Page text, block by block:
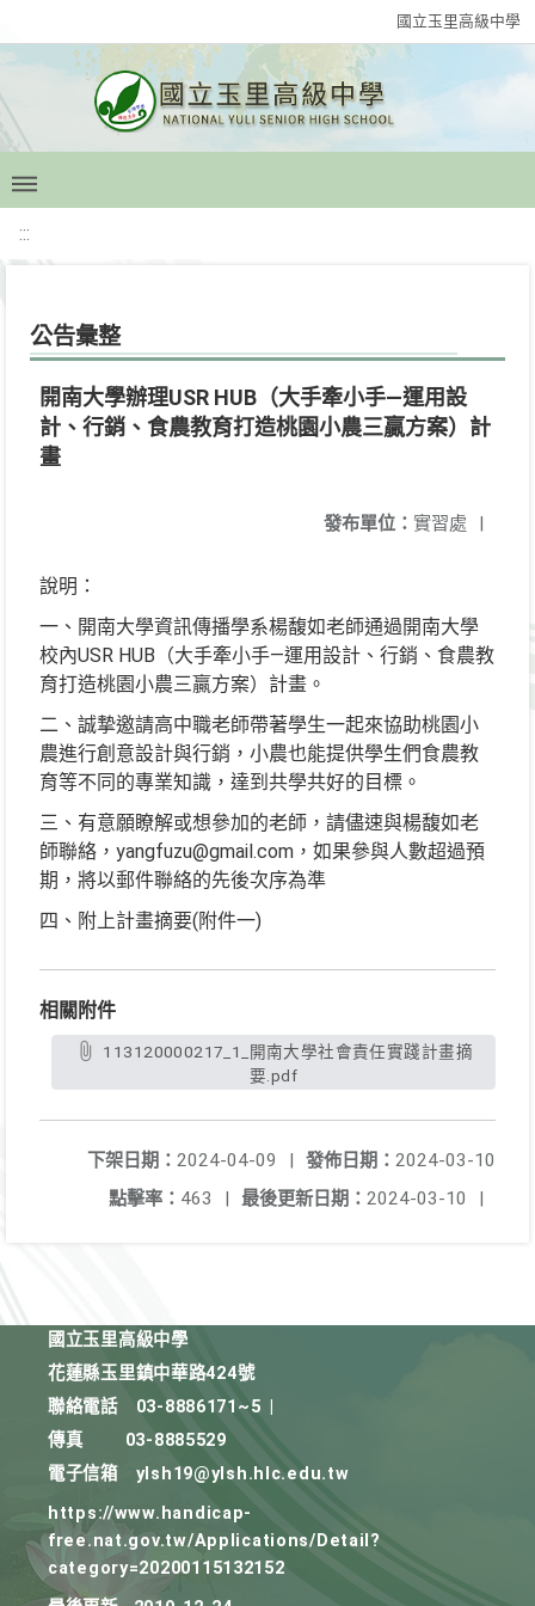
國立玉里高級中學
:::
公告彙整
開南大學辦理USR HUB（大手牽小手—運用設
計、行銷、食農教育打造桃園小農三贏方案）計
畫
發布單位： 實習處 |
說明：
一、開南大學資訊傳播學系楊馥如老師通過開南大學
校內USR HUB（大手牽小手—運用設計、行銷、食農教
育打造桃園小農三贏方案）計畫。
二、誠摯邀請高中職老師帶著學生一起來協助桃園小
農進行創意設計與行銷，小農也能提供學生們食農教
育等不同的專業知識，達到共學共好的目標。
三、有意願瞭解或想參加的老師，請儘速與楊馥如老
師聯絡，yangfuzu@gmail.com，如果參與人數超過預
期，將以郵件聯絡的先後次序為準
四、附上計畫摘要(附件一)
相關附件
要.pdf
發佈日期： 2024-03-10
下架日期： 2024-04-09
|
最後更新日期： 2024-03-10 |
點擊率： 463 |
國立玉里高級中學
花蓮縣玉里鎮中華路424號
聯絡電話
03-8886171~5
傳真
03-8885529
電子信箱
ylsh19@ylsh.hlc.edu.tw
https://www.handicap-
free.nat.gov.tw/Applications/Detail?
category=20200115132152